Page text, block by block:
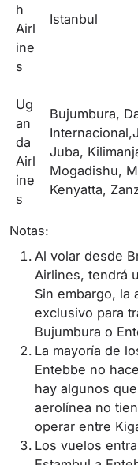
h
Airl
ine
s
Istanbul
Ug
an
da
Airl
ine
s
Bujumbura,
Juba,
Mogadishu,
Kenyatta,
Notas:
Al volar desde
Airlines, tendrá
Sin embargo, la
exclusivo para
Bujumbura o
La mayoría de
Entebbe no
hay algunos
aerolínea no
operar entre
Los vuelos